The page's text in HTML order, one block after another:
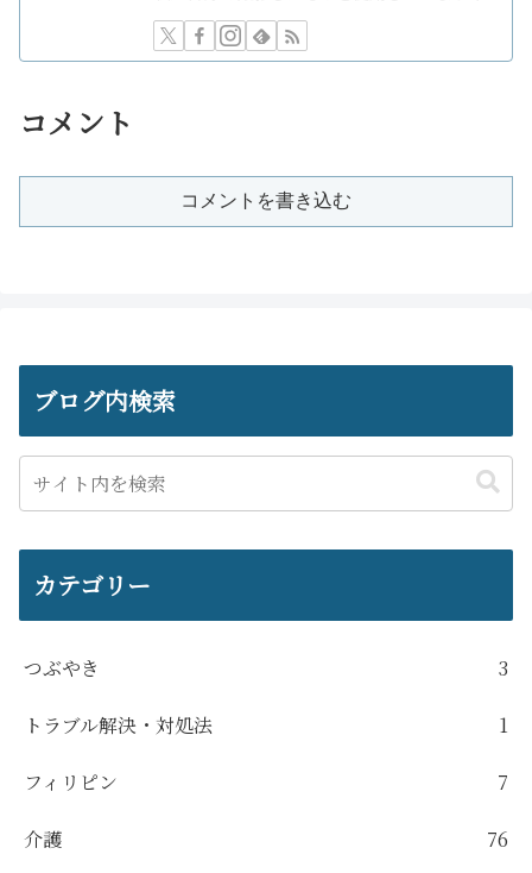
コメント
コメントを書き込む
ブログ内検索
カテゴリー
つぶやき 3
トラブル解決・対処法 1
フィリピン 7
介護 76